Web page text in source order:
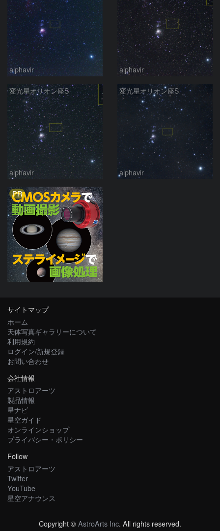
alphavir alphavir
変光星オリオン座S
alphavir
変光星オリオン座S
alphavir
PR
サイトマップ
ホーム
天体写真ギャラリーについて
利用規約
ログイン/新規登録
お問い合わせ
会社情報
アストロアーツ
製品情報
星ナビ
星空ガイド
オンラインショップ
プライバシー・ポリシー
Follow
アストロアーツ
Twitter
YouTube
星空アナウンス
Copyright ©AstroArts Inc. All rights reserved.